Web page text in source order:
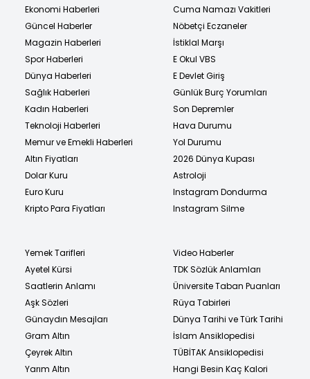
Ekonomi Haberleri
Güncel Haberler
Magazin Haberleri
Spor Haberleri
Dünya Haberleri
Sağlık Haberleri
Kadın Haberleri
Teknoloji Haberleri
Memur ve Emekli Haberleri
Altın Fiyatları
Dolar Kuru
Euro Kuru
Kripto Para Fiyatları
Cuma Namazı Vakitleri
Nöbetçi Eczaneler
İstiklal Marşı
E Okul VBS
E Devlet Giriş
Günlük Burç Yorumları
Son Depremler
Hava Durumu
Yol Durumu
2026 Dünya Kupası
Astroloji
Instagram Dondurma
Instagram Silme
Yemek Tarifleri
Ayetel Kürsi
Saatlerin Anlamı
Aşk Sözleri
Günaydın Mesajları
Gram Altın
Çeyrek Altın
Yarım Altın
Video Haberler
TDK Sözlük Anlamları
Üniversite Taban Puanları
Rüya Tabirleri
Dünya Tarihi ve Türk Tarihi
İslam Ansiklopedisi
TÜBİTAK Ansiklopedisi
Hangi Besin Kaç Kalori